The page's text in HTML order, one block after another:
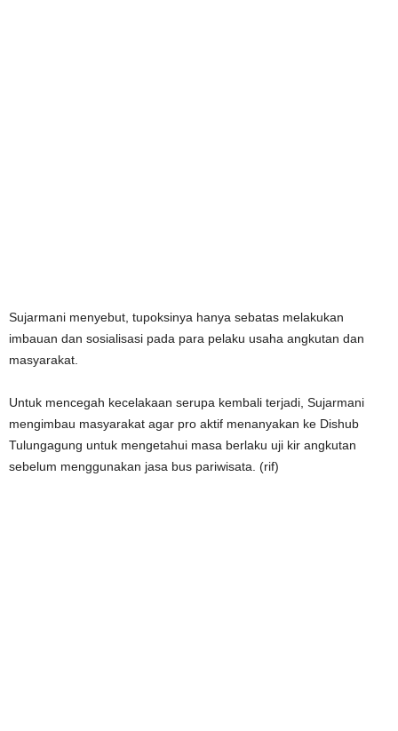
Sujarmani menyebut, tupoksinya hanya sebatas melakukan
imbauan dan sosialisasi pada para pelaku usaha angkutan dan
masyarakat.
Untuk mencegah kecelakaan serupa kembali terjadi, Sujarmani
mengimbau masyarakat agar pro aktif menanyakan ke Dishub
Tulungagung untuk mengetahui masa berlaku uji kir angkutan
sebelum menggunakan jasa bus pariwisata. (rif)